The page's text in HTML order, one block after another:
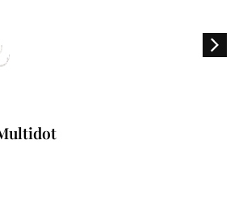
Luminária de Piso Eva